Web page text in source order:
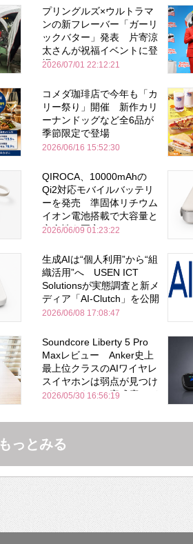
プリングルズ×ウルトラマ
ンの新フレーバー「ガーリ
ックバター」発表 片寄涼
太さんが祝福イベントに登
場
2026/07/01 22:12:21
コメダ珈琲店で今年も「カ
リー祭り」開催 新作カリ
ーナンドッグなど全6品が
季節限定で登場
2026/06/16 15:52:30
QIROCA、10000mAhの
Qi2対応モバイルバッテリ
ーを発売 準固体リチウム
イオン電池搭載で大容量と
安全性を両立
2026/06/09 01:23:22
生成AIは“個人利用”から“組
織活用”へ USEN ICT
Solutionsが実態調査と新メ
ディア「AI-Clutch」を公開
2026/06/08 17:08:47
Soundcore Liberty 5 Pro
Maxレビュー Anker史上
最上位クラスのAIワイヤレ
スイヤホンは弱点が見つけ
づらいくらいの完成度にび
Bose並み
2026/05/30 16:56:19
もっとみる